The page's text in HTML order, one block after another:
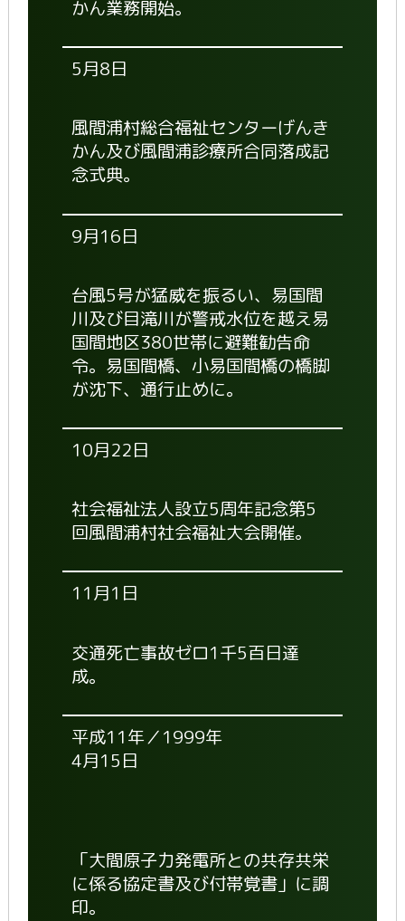
かん業務開始。
5月8日
風間浦村総合福祉センターげんき
かん及び風間浦診療所合同落成記
念式典。
9月16日
台風5号が猛威を振るい、易国間
川及び目滝川が警戒水位を越え易
国間地区380世帯に避難勧告命
令。易国間橋、小易国間橋の橋脚
が沈下、通行止めに。
10月22日
社会福祉法人設立5周年記念第5
回風間浦村社会福祉大会開催。
11月1日
交通死亡事故ゼロ1千5百日達
成。
平成11年／1999年
4月15日
「大間原子力発電所との共存共栄
に係る協定書及び付帯覚書」に調
印。